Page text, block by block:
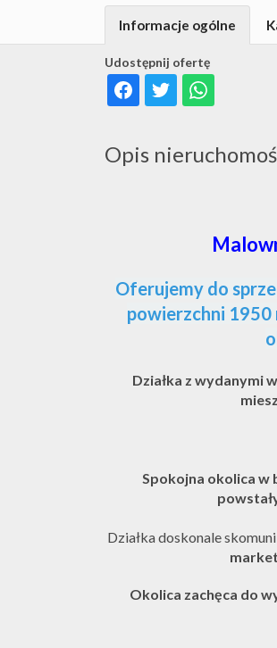
Udostępnij ofertę
Informacje ogólne
Opis
Oferujemy do
powierzchni 1950
Działka z wydanymi
Spokojna okolica w
Działka doskonale
Okolica zachęca do